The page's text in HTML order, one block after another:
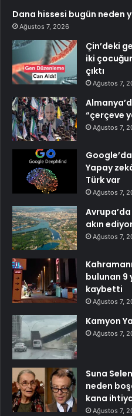
Dana hissesi bugün neden
Ağustos 7, 2026
Çin’deki
iki
çıktı
Ağustos 7,
“çerçeve
Ağustos 7,
Yapay
Türk var
Ağustos 7,
akın
Ağustos 7,
bulunan 9
kaybetti
Ağustos 7,
Kamyon
Ağustos 7,
Suna
neden
kana
Ağustos 7,